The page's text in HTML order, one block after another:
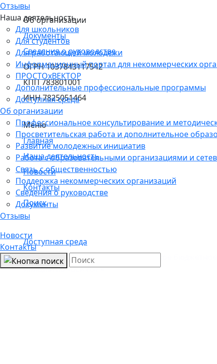
Отзывы
Наша деятельность
Для школьников
Для студентов
Для работающей молодежи
Информационный портал для некоммерческих
ПРОСТОхВЕКТОР
Дополнительные профессиональные программы
Доступная среда
Об организации
Профессиональное консультирование и
Просветительская работа и дополнительное
Развитие молодежных инициатив
Работа с образовательными организациями и
Связь с общественностью
Поддержка некоммерческих организаций
Сведения о руководстве
Документы
Отзывы
Новости
Контакты
Об организации
Документы
Сведения о руководстве
ОГРН 1037843117542
КПП 783801001
ИНН 7825051464
Меню
Главная
Наша деятельность
Новости
Контакты
Поиск
Доступная среда
Санкт-Петербургское государственное
инициатив «ВЕКТОР»